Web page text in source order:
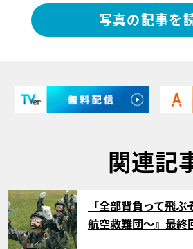
写真の記事を
関連記
サムネイル
「全部背負って飛
航空救難団～』最